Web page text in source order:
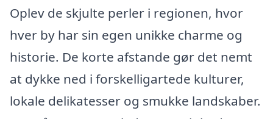
Oplev de skjulte perler i regionen, hvor
hver by har sin egen unikke charme og
historie. De korte afstande gør det nemt
at dykke ned i forskelligartede kulturer,
lokale delikatesser og smukke landskaber.